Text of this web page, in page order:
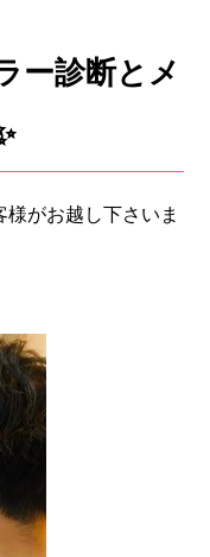
ー診断とメ
がお越し下さいま